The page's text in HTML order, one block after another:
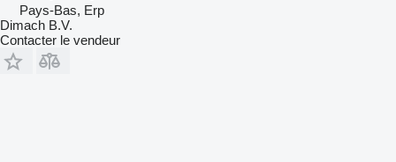
Pays-Bas, Erp
Dimach B.V.
Contacter le vendeur